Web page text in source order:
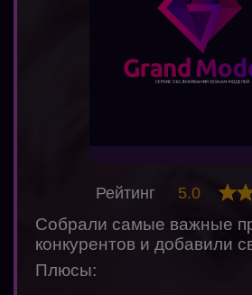
Собрали самые важные
конкурентов и добавили
Плюсы:
Рейтинг 5.0